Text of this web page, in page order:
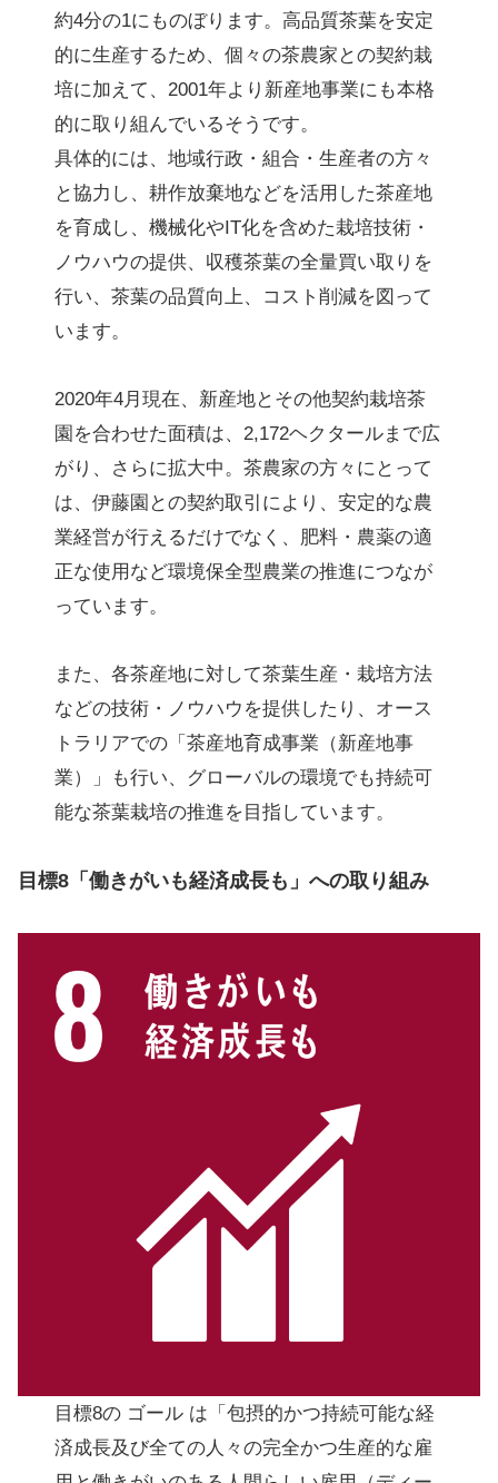
約4分の1にものぼります。高品質茶葉を安定
的に生産するため、個々の茶農家との契約栽
培に加えて、2001年より新産地事業にも本格
的に取り組んでいるそうです。
具体的には、地域行政・組合・生産者の方々
と協力し、耕作放棄地などを活用した茶産地
を育成し、機械化やIT化を含めた栽培技術・
ノウハウの提供、収穫茶葉の全量買い取りを
行い、茶葉の品質向上、コスト削減を図って
います。
2020年4月現在、新産地とその他契約栽培茶
園を合わせた面積は、2,172ヘクタールまで広
がり、さらに拡大中。茶農家の方々にとって
は、伊藤園との契約取引により、安定的な農
業経営が行えるだけでなく、肥料・農薬の適
正な使用など環境保全型農業の推進につなが
っています。
また、各茶産地に対して茶葉生産・栽培方法
などの技術・ノウハウを提供したり、オース
トラリアでの「茶産地育成事業（新産地事
業）」も行い、グローバルの環境でも持続可
能な茶葉栽培の推進を目指しています。
目標8「働きがいも経済成長も」への取り組み
目標8の ゴール は「包摂的かつ持続可能な経
済成長及び全ての人々の完全かつ生産的な雇